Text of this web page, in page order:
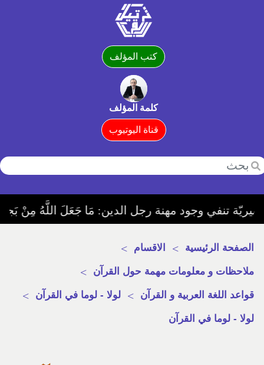
كتب المؤلف
كلمة المؤلف
قناة اليوتيوب
مهنة رجل الدين: مَا جَعَلَ اللَّهُ مِنْ بَحِيرَةٍ وَلَا سَائِبَةٍ وَلَا وَصِيلَةٍ وَلَا حَامٍ وَلَكِنَّ الَّذِينَ كَفَرُوا يَفْتَرُونَ عَلَى اللَّهِ الْكَذِبَ
الصفحة الرئيسية>الاقسام>
ملاحظات و معلومات مهمة حول القرآن >
قواعد اللغة العربية و القرآن >لولا - لوما في القرآن >
لولا - لوما في القرآن